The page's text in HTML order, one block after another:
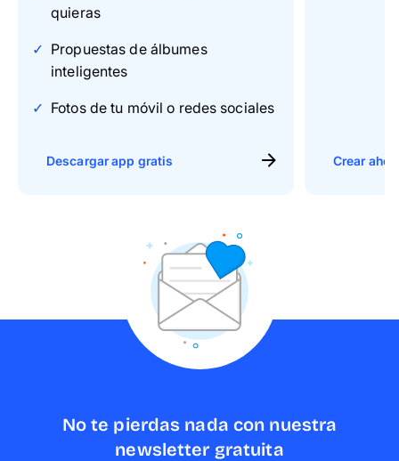
quieras
Propuestas de álbumes
inteligentes
Fotos de tu móvil o redes sociales
Descargar app gratis Crear
No te pierdas nada con nuestra
newsletter gratuita